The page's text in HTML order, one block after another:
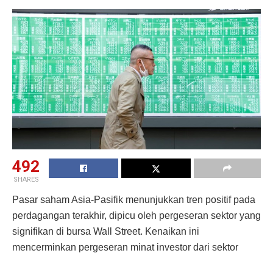
492
SHARES
Pasar saham Asia-Pasifik menunjukkan tren positif pada
perdagangan terakhir, dipicu oleh pergeseran sektor yang
signifikan di bursa Wall Street. Kenaikan ini
mencerminkan pergeseran minat investor dari sektor